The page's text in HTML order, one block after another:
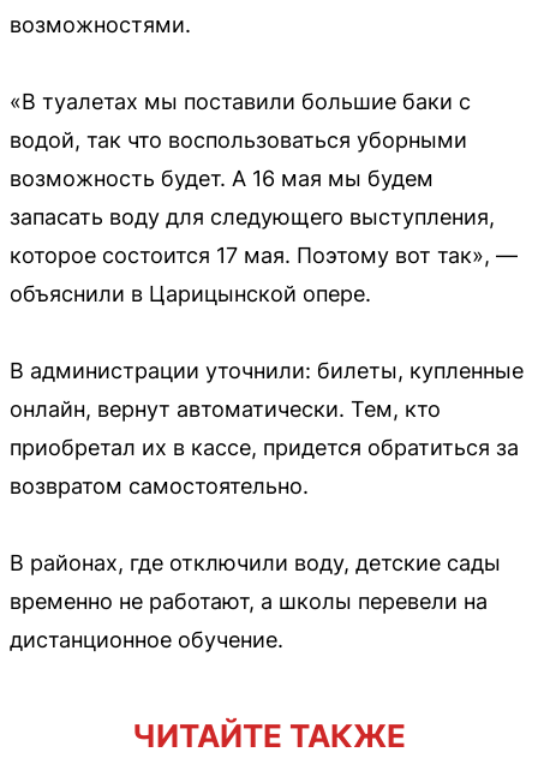
возможностями.
«В туалетах мы поставили большие баки с
водой, так что воспользоваться уборными
возможность будет. А 16 мая мы будем
запасать воду для следующего выступления,
которое состоится 17 мая. Поэтому вот так», —
объяснили в Царицынской опере.
В администрации уточнили: билеты, купленные
онлайн, вернут автоматически. Тем, кто
приобретал их в кассе, придется обратиться за
возвратом самостоятельно.
В районах, где отключили воду, детские сады
временно не работают, а школы перевели на
дистанционное обучение.
ЧИТАЙТЕ ТАКЖЕ